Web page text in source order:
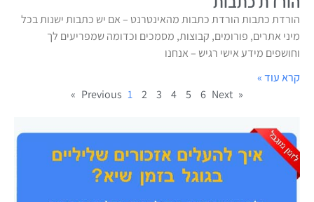
הורדת כתבות הורדת כתבות מהאינטרנט – אם יש כתבות ישנות בכל
מיני אתרים, פורומים, קבוצות, מסמכים וכדומה שמפריעים לך
וחושפים מידע אישי רגיש – אנחנו
קרא עוד »
« Previous
1 2 3 4 5 6 Next »